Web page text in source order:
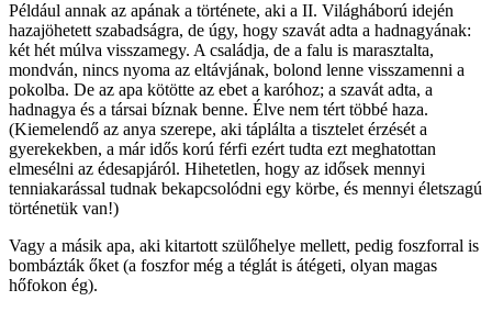
Például annak az apának a története, aki a II. Világháború idején
hazajöhetett szabadságra, de úgy, hogy szavát adta a hadnagyának:
két hét múlva visszamegy. A családja, de a falu is marasztalta,
mondván, nincs nyoma az eltávjának, bolond lenne visszamenni a
pokolba. De az apa kötötte az ebet a karóhoz; a szavát adta, a
hadnagya és a társai bíznak benne. Élve nem tért többé haza.
(Kiemelendő az anya szerepe, aki táplálta a tisztelet érzését a
gyerekekben, a már idős korú férfi ezért tudta ezt meghatottan
elmesélni az édesapjáról. Hihetetlen, hogy az idősek mennyi
tenniakarással tudnak bekapcsolódni egy körbe, és mennyi életszagú
történetük van!)
Vagy a másik apa, aki kitartott szülőhelye mellett, pedig foszforral is
bombázták őket (a foszfor még a téglát is átégeti, olyan magas
hőfokon ég).